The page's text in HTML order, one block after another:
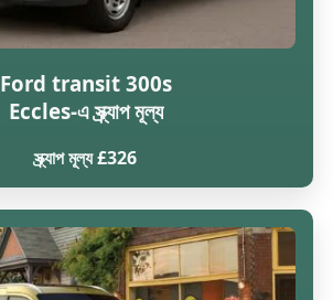
Ford transit 300s
Eccles-এ স্ক্র্যাপ মূল্য
স্ক্র্যাপ মূল্য £326